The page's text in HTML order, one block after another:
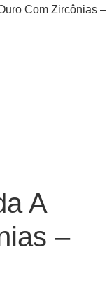
Com Zircônias –
A
–